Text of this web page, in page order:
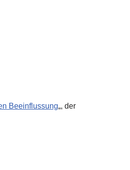
Beeinflussung„, der